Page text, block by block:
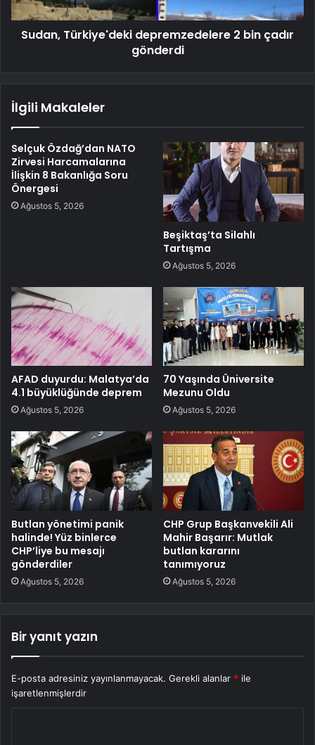
Sudan, Türkiye'deki depremzedelere 2 bin çadır
gönderdi
İlgili Makaleler
Selçuk Özdağ’dan NATO
Zirvesi Harcamalarına
İlişkin 8 Bakanlığa Soru
Önergesi
Ağustos 5, 2026
Beşiktaş’ta Silahlı
Tartışma
Ağustos 5, 2026
AFAD duyurdu: Malatya’da
4.1 büyüklüğünde deprem
Ağustos 5, 2026
70 Yaşında Üniversite
Mezunu Oldu
Ağustos 5, 2026
Butlan yönetimi panik
halinde! Yüz binlerce
CHP’liye bu mesajı
gönderdiler
Ağustos 5, 2026
CHP Grup Başkanvekili Ali
Mahir Başarır: Mutlak
butlan kararını
tanımıyoruz
Ağustos 5, 2026
Bir yanıt yazın
E-posta adresiniz yayınlanmayacak. Gerekli alanlar * ile
işaretlenmişlerdir